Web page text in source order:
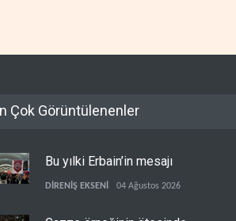
Çok Görüntülenenler
Bu yılki Erbain’in mesajı
DİRENİŞ EKSENİ 04 Ağustos 2026